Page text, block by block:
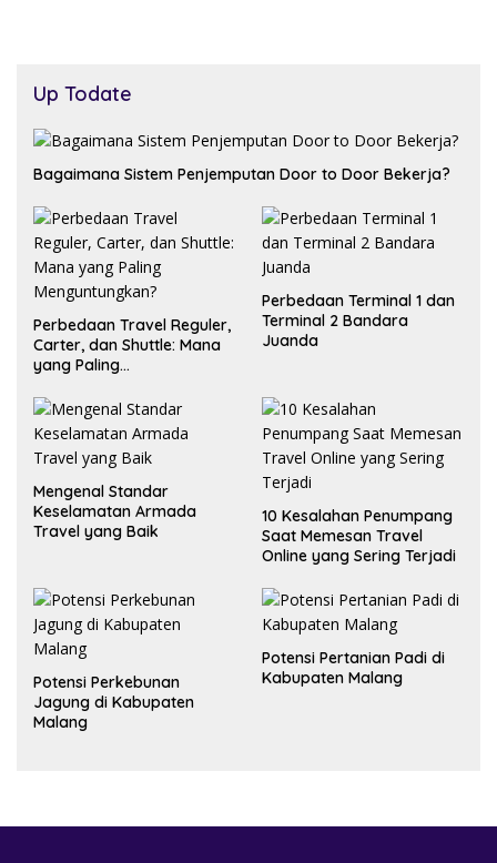
Up Todate
Bagaimana Sistem Penjemputan Door to Door Bekerja?
Perbedaan Travel Reguler,
Carter, dan Shuttle: Mana
yang Paling
Perbedaan Terminal 1 dan
Terminal 2 Bandara
Juanda
Mengenal Standar
Keselamatan Armada
Travel yang Baik
10 Kesalahan Penumpang
Saat Memesan Travel
Online yang Sering Terjadi
Potensi Perkebunan
Jagung di Kabupaten
Malang
Potensi Pertanian Padi di
Kabupaten Malang